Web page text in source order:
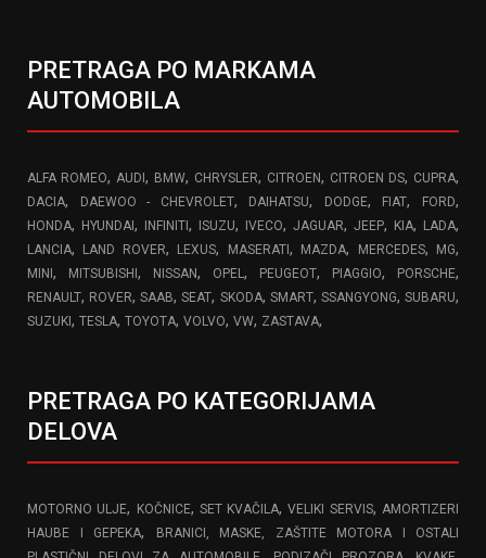
PRETRAGA PO MARKAMA
AUTOMOBILA
ALFA ROMEO, AUDI, BMW, CHRYSLER, CITROEN, CITROEN DS, CUPRA,
DACIA, DAEWOO - CHEVROLET, DAIHATSU, DODGE, FIAT, FORD,
HONDA, HYUNDAI, INFINITI, ISUZU, IVECO, JAGUAR, JEEP, KIA, LADA,
LANCIA, LAND ROVER, LEXUS, MASERATI, MAZDA, MERCEDES, MG,
MINI, MITSUBISHI, NISSAN, OPEL, PEUGEOT, PIAGGIO, PORSCHE,
RENAULT, ROVER,SAAB,SEAT, SKODA, SMART, SSANGYONG,SUBARU,
SUZUKI, TESLA, TOYOTA, VOLVO, VW, ZASTAVA,
PRETRAGA PO KATEGORIJAMA
DELOVA
MOTORNO ULJE, KOČNICE, SET KVAČILA,VELIKI SERVIS,AMORTIZERI
HAUBE I GEPEKA,
BRANICI, MASKE, ZAŠTITE MOTORA I OSTALI